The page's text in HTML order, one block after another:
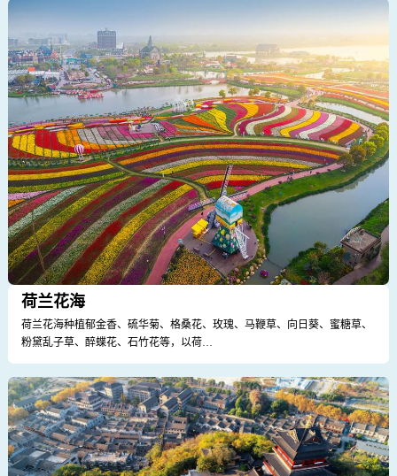
荷兰花海
荷兰花海种植郁金香、硫华菊、格桑花、玫瑰、马鞭草、向日葵、蜜糖草、
粉黛乱子草、醉蝶花、石竹花等，以荷…